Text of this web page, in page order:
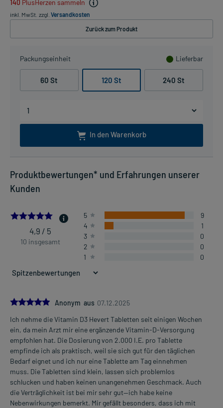
140 PlusHerzen sammeln
inkl. MwSt. zzgl. Versandkosten
Zurück zum Produkt
Packungseinheit Lieferbar
60 St 120 St 240 St
In den Warenkorb
Produktbewertungen* und Erfahrungen unserer
Kunden
4.9
4,9 / 5
10 insgesamt
5
9
4
1
3
0
2
0
1
0
5.0Anonym aus 07.12.2025
Ich nehme die Vitamin D3 Hevert Tabletten seit einigen Wochen
ein, da mein Arzt mir eine ergänzende Vitamin-D-Versorgung
empfohlen hat. Die Dosierung von 2.000 I.E. pro Tablette
empfinde ich als praktisch, weil sie sich gut für den täglichen
Bedarf eignet und ich nur eine Tablette am Tag einnehmen
muss. Die Tabletten sind klein, lassen sich problemlos
schlucken und haben keinen unangenehmen Geschmack. Auch
die Verträglichkeit ist bei mir sehr gut—ich habe keine
Nebenwirkungen bemerkt. Mir gefällt besonders, dass ich mit